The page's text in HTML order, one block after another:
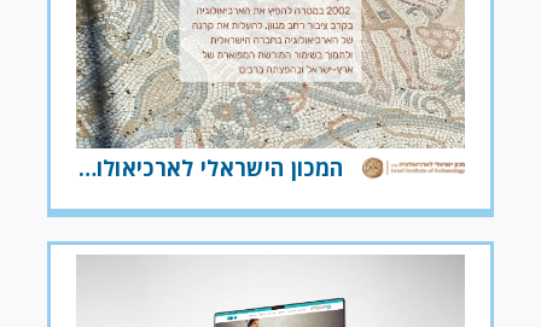
המכון הישראלי לארכיאולוגיה